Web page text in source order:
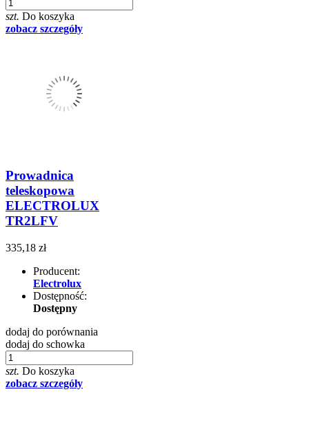
szt. Do koszyka
zobacz szczegóły
Prowadnica
teleskopowa
ELECTROLUX
TR2LFV
335,18 zł
Producent:
Electrolux
Dostępność:
Dostępny
dodaj do porównania
dodaj do schowka
szt. Do koszyka
zobacz szczegóły